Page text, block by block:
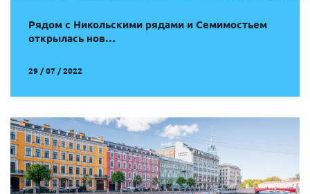
Рядом с Никольскими рядами и Семимостьем
открылась нов…
29 / 07 / 2022